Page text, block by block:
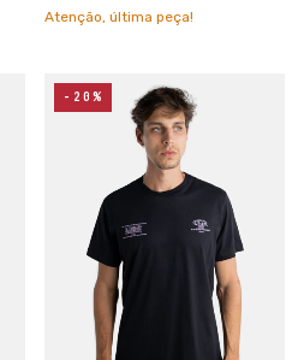
Atenção, última peça!
-20%